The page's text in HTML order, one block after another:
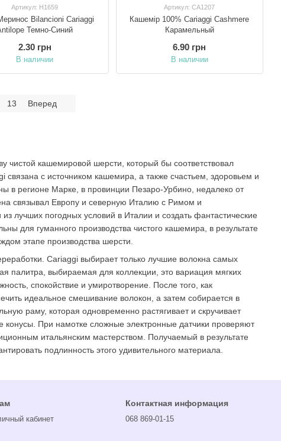
чистой кашемировой шерсти, который бы соответствовал
с источником кашемира, а также счастьем, здоровьем и
в регионе Марке, в провинции Пезаро-Урбино, недалеко от
связывал Европу и северную Италию с Римом и
лучших погодных условий в Италии и создать фантастические
для гуманного производства чистого кашемира, в результате
этапе производства шерсти.
Cariaggi выбирает только лучшие волокна самых
палитра, выбираемая для коллекции, это вариация мягких
спокойствие и умиротворение. После того, как
идеальное смешивание волокон, а затем собирается в
раму, которая одновременно растягивает и скручивает
При намотке сложные электронные датчики проверяют
итальянским мастерством. Получаемый в результате
подлинность этого удивительного материала.
Артикул: H1659
Bilancioni Cariaggi
Темно-Синий
2.30 грн
В наличии
Артикул: CA1207
Кашемір 100% Cariaggi Cashmere
Карамельный
6.90 грн
В наличии
13 Вперед
кабинет
Контактная информация
068 869-01-15